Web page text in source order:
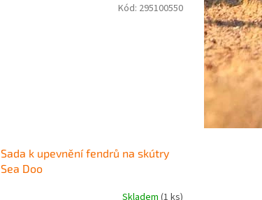
Sada k upevnění fendrů na skútry
Sea Doo
Skladem (1 ks)
Kód: 295100550